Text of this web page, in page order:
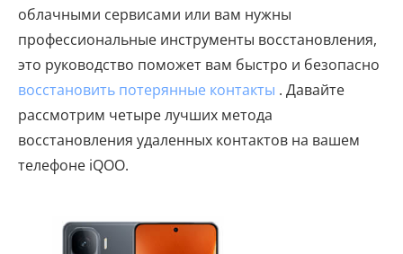
облачными сервисами или вам нужны
профессиональные инструменты восстановления,
это руководство поможет вам быстро и безопасно
восстановить потерянные контакты . Давайте
рассмотрим четыре лучших метода
восстановления удаленных контактов на вашем
телефоне iQOO.